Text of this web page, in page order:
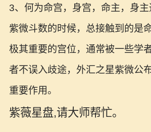
3、何为命宫，身宫，命主，身
紫微斗数的时候，总接触到的是
极其重要的宫位，通常被一些学
者不误入歧途，外汇之星紫微公
重要作用。
紫薇星盘,请大师帮忙。